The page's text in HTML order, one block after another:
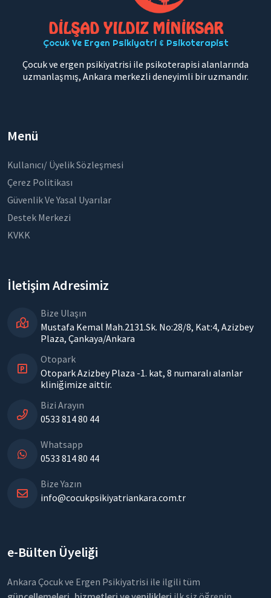
DİLŞAD YILDIZ MİNİKSAR
Çocuk Ve Ergen Psikiyatri & Psikoterapist
Çocuk ve ergen psikiyatrisi ile psikoterapisi alanlarında
uzmanlaşmış, Ankara merkezli deneyimli bir uzmandır.
Menü
Kullanıcı/ Üyelik Sözleşmesi
Çerez Politikası
Güvenlik Ve Yasal Uyarılar
Destek Merkezi
KVKK
İletişim Adresimiz
Bize Ulaşın
Mustafa Kemal Mah.2131.Sk. No:28/8, Kat:4, Azizbey
Plaza, Çankaya/Ankara
Otopark
Otopark Azizbey Plaza -1. kat, 8 numaralı alanlar
kliniğimize aittir.
Bizi Arayın
0533 814 80 44
Whatsapp
0533 814 80 44
Bize Yazın
info@cocukpsikiyatriankara.com.tr
e-Bülten Üyeliği
Ankara Çocuk ve Ergen Psikiyatrisi ile ilgili tüm